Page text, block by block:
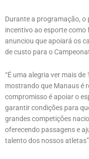
Durante a programação,
incentivo ao esporte
anunciou que apoiará os
de custo para o
“É uma alegria ver mais
mostrando que Manaus é
compromisso é apoiar o
garantir condições para
grandes competições
oferecendo passagens e
talento dos nossos